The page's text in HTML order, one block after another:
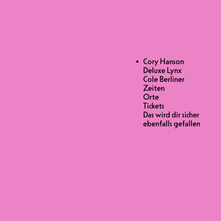
Cory Hanson
Deluxe Lynx
Cole Berliner
Zeiten
Orte
Tickets
Das wird dir sicher
ebenfalls gefallen
Cory Hanson nach Freiburg
Lynx mit einem einnehmenden
Experimental Folk Jazz